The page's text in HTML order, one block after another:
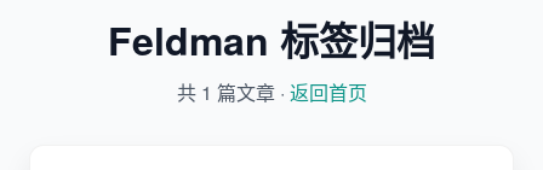
Feldman 标签归档
共 1 篇文章 · 返回首页